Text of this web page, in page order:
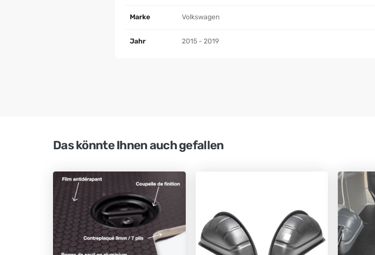
Marke Volkswagen
Jahr 2015 - 2019
Das könnte Ihnen auch gefallen